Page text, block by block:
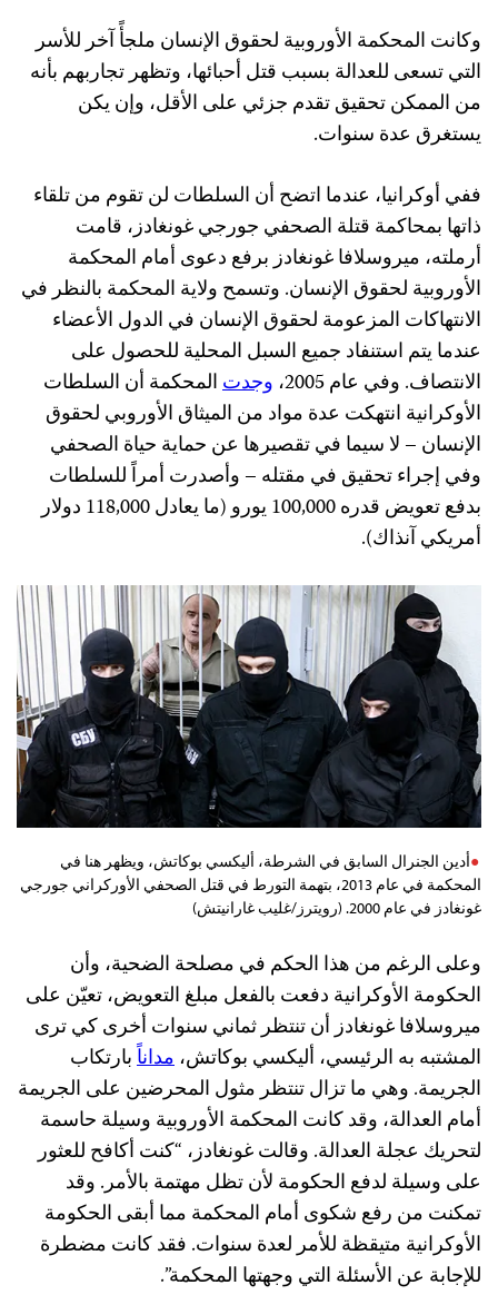
وكانت المحكمة الأوروبية لحقوق الإنسان ملجأً آخر للأسر
التي تسعى للعدالة بسبب قتل أحبائها، وتظهر تجاربهم بأنه
من الممكن تحقيق تقدم جزئي على الأقل، وإن يكن
يستغرق عدة سنوات.
ففي أوكرانيا، عندما اتضح أن السلطات لن تقوم من تلقاء
ذاتها بمحاكمة قتلة الصحفي جورجي غونغادز، قامت
أرملته، ميروسلافا غونغادز برفع دعوى أمام المحكمة
الأوروبية لحقوق الإنسان. وتسمح ولاية المحكمة بالنظر في
الانتهاكات المزعومة لحقوق الإنسان في الدول الأعضاء
عندما يتم استنفاد جميع السبل المحلية للحصول على
الانتصاف. وفي عام 2005،
وجدتالمحكمة أن السلطات
الأوكرانية انتهكت عدة مواد من الميثاق الأوروبي لحقوق
الإنسان – لا سيما في تقصيرها عن حماية حياة الصحفي
وفي إجراء تحقيق في مقتله – وأصدرت أمراً للسلطات
بدفع تعويض قدره 100,000 يورو (ما يعادل 118,000 دولار
أمريكي آنذاك).
أدين الجنرال السابق في الشرطة، أليكسي بوكاتش، ويظهر هنا في
المحكمة في عام 2013، بتهمة التورط في قتل الصحفي الأوركراني جورجي
غونغادز في عام 2000. (رويترز/غليب غارانيتش)
وعلى الرغم من هذا الحكم في مصلحة الضحية، وأن
الحكومة الأوكرانية دفعت بالفعل مبلغ التعويض، تعيّن على
ميروسلافا غونغادز أن تنتظر ثماني سنوات أخرى كي ترى
المشتبه به الرئيسي، أليكسي بوكاتش، مداناًبارتكاب
الجريمة. وهي ما تزال تنتظر مثول المحرضين على الجريمة
أمام العدالة، وقد كانت المحكمة الأوروبية وسيلة حاسمة
لتحريك عجلة العدالة. وقالت غونغادز، “كنت أكافح للعثور
على وسيلة لدفع الحكومة لأن تظل مهتمة بالأمر. وقد
تمكنت من رفع شكوى أمام المحكمة مما أبقى الحكومة
الأوكرانية متيقظة للأمر لعدة سنوات. فقد كانت مضطرة
للإجابة عن الأسئلة التي وجهتها المحكمة”.